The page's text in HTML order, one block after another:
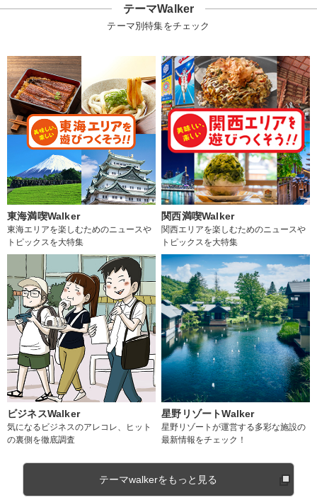
テーマWalker
テーマ別特集をチェック
東海満喫Walker
東海エリアを楽しむためのニュースや
トピックスを大特集
関西満喫Walker
関西エリアを楽しむためのニュースや
トピックスを大特集
ビジネスWalker
気になるビジネスのアレコレ、ヒット
の裏側を徹底調査
星野リゾートWalker
星野リゾートが運営する多彩な施設の
最新情報をチェック！
テーマwalkerをもっと見る